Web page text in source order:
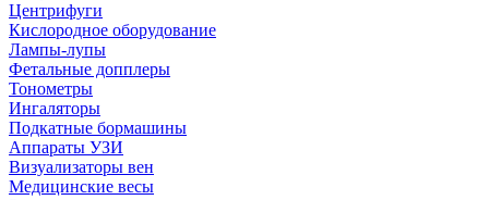
Центрифуги
Кислородное оборудование
Лампы-лупы
Фетальные допплеры
Тонометры
Ингаляторы
Подкатные бормашины
Аппараты УЗИ
Визуализаторы вен
Медицинские весы